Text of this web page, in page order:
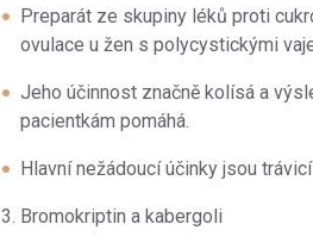
Preparát ze skupiny léků proti
ovulace u žen s polycystickými
Jeho účinnost značně kolísá a
pacientkám pomáhá.
Hlavní nežádoucí účinky jsou
3. Bromokriptin a kabergoli